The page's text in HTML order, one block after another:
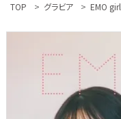
ACCOUNT MENU
ようこそ ゲスト 様
ログイン
TOP グラビア EMO girl